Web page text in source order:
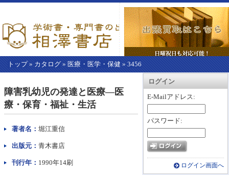
トップ» カタログ » 医療・医学・保健 » 3456
カートを見る
ログイン
E-Mailアドレス:
パスワード:
ログイン画面へ
こ
か
ら
本
文】
障害乳幼児の発達と医療―医
療・保育・福祉・生活
著者名： 堀江重信
出版元： 青木書店
刊行年： 1990年14刷